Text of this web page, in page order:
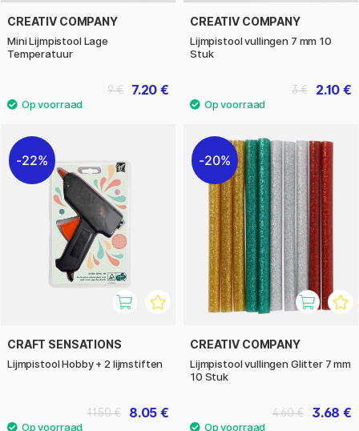
CREATIV COMPANY
Mini Lijmpistool Lage
Temperatuur
7.20 €
9 €
CREATIV COMPANY
Lijmpistool vullingen 7 mm 10
Stuk
2.10 €
3 €
22%
CRAFT SENSATIONS
Lijmpistool Hobby + 2 lijmstiften
8.05 €
11.50 €
20%
CREATIV COMPANY
Lijmpistool vullingen Glitter 7 mm
10 Stuk
3.68 €
4.60 €